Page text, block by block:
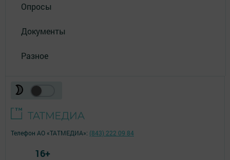
Опросы
Документы
Разное
Телефон АО «ТАТМЕДИА»: (843) 222 09 84
16+